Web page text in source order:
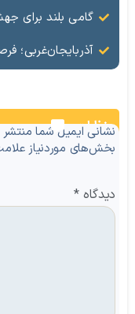
گامی بلند برای جهش گردشگری و ترانزیت
آذربایجان‌غربی؛
نظرات
نشانی ایمیل شما
بخش‌های موردنیاز
دیدگاه*